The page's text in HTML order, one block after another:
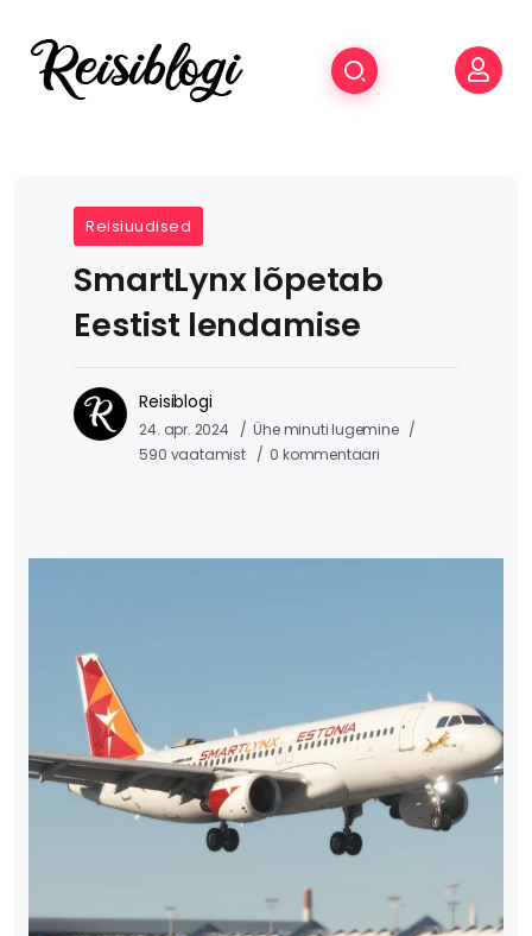
Reisiuudised
SmartLynx lõpetab
Eestist lendamise
Reisiblogi
24. apr. 2024
Ühe minuti lugemine
590 vaatamist
0 kommentaari